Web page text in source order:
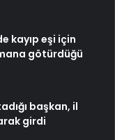
kayıp eşi için
götürdüğü
başkan, il
girdi